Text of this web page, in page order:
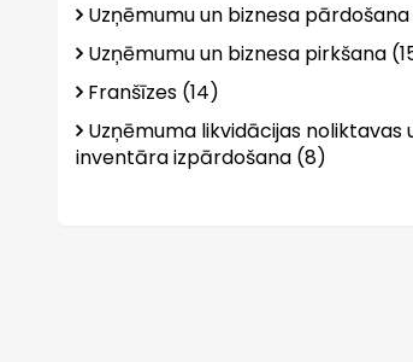
Uzņēmumu un biznesa pārdošana
Uzņēmumu un biznesa pirkšana
Franšīzes (14)
Uzņēmuma likvidācijas noliktavas
inventāra izpārdošana (8)